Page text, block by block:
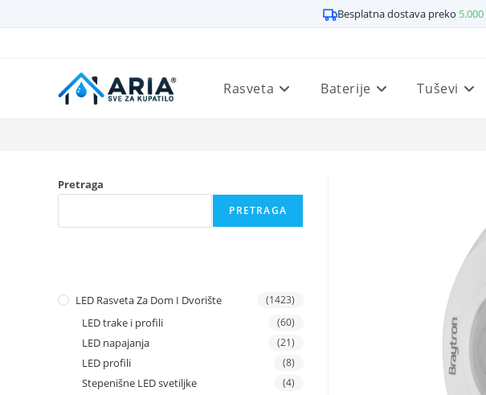
Besplatna dostava preko 5.000
Rasveta Baterije Tuševi
Pretraga
PRETRAGA
LED Rasveta Za Dom I Dvorište (1423)
LED trake i profili (60)
LED napajanja (21)
LED profili (8)
Stepenišne LED svetiljke (4)